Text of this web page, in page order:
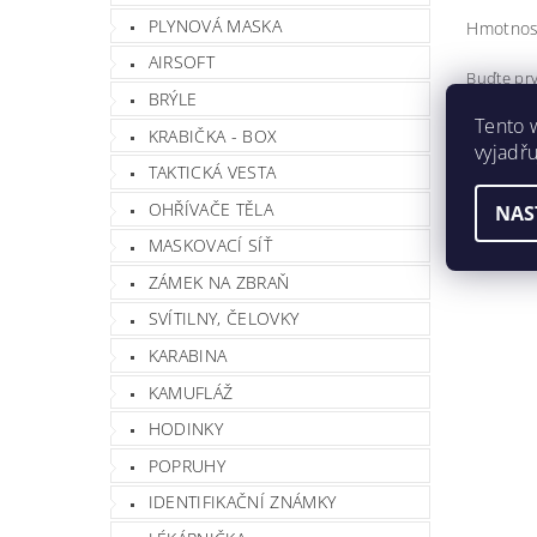
PLYNOVÁ MASKA
AIRSOFT
BRÝLE
KRABIČKA - BOX
TAKTICKÁ VESTA
OHŘÍVAČE TĚLA
MASKOVACÍ SÍŤ
ZÁMEK NA ZBRAŇ
SVÍTILNY, ČELOVKY
KARABINA
KAMUFLÁŽ
HODINKY
POPRUHY
IDENTIFIKAČNÍ ZNÁMKY
Buďte
Buďte
Tento